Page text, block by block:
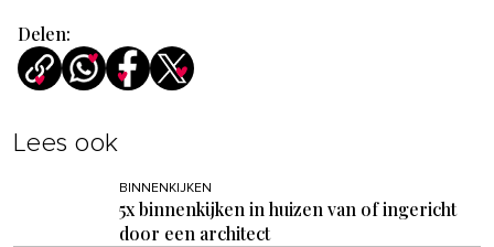
Delen:
Lees ook
BINNENKIJKEN
5x binnenkijken in huizen van of ingericht
door een architect